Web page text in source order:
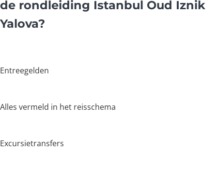
de rondleiding Istanbul Oud Iznik
Yalova?
Entreegelden
Alles vermeld in het reisschema
Excursietransfers